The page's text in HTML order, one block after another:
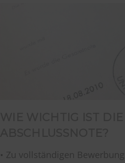
• Zu vollständigen